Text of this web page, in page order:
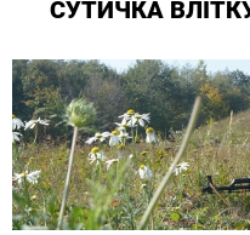
СУТИЧКА